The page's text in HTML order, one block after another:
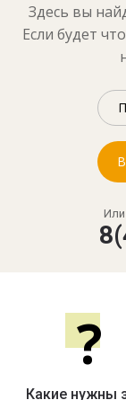
Здесь вы
Если будет
Или
?
Какие нужны